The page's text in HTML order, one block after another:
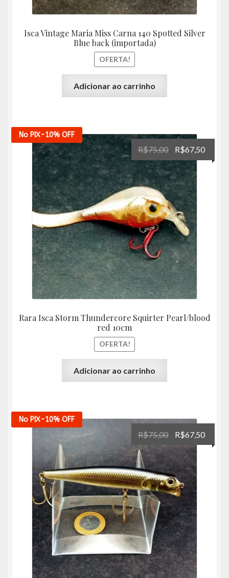
Isca Vintage Maria Miss Carna 140 Spotted Silver
Blue back (importada)
OFERTA!
Adicionar ao carrinho
No PIX-10% OFF
Rara Isca Storm Thundercore Squirter Pearl/blood
red 10cm
OFERTA!
R$75,00
O
preço
original
era:
R$75,00.
R$67,50O
preço
Adicionar ao carrinho
No PIX-10% OFF
R$75,00
O
preço
original
era:
R$75,00.
R$67,50O
preço